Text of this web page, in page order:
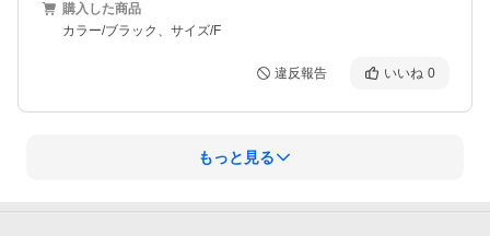
購入した商品
カラー/ブラック、サイズ/F
違反報告 いいね 0
もっと見る